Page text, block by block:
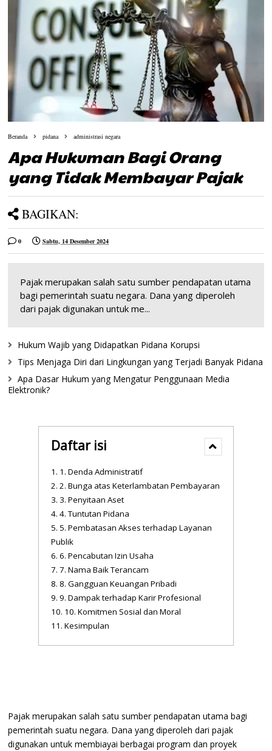
Beranda pidana administrasi negara
Apa Hukuman Bagi Orang
yang Tidak Membayar Pajak
BAGIKAN:
0 Sabtu, 14 Desember 2024
Pajak merupakan salah satu sumber pendapatan utama
bagi pemerintah suatu negara. Dana yang diperoleh
dari pajak digunakan untuk me...
Hukum Wajib yang Didapatkan Pidana Korupsi
Tips Menjaga Diri dari Lingkungan yang Terjadi Banyak Pidana
Apa Dasar Hukum yang Mengatur Penggunaan Media
Elektronik?
Daftar isi
1. Denda Administratif
2. Bunga atas Keterlambatan Pembayaran
3. Penyitaan Aset
4. Tuntutan Pidana
5. Pembatasan Akses terhadap Layanan
Publik
6. Pencabutan Izin Usaha
7. Nama Baik Terancam
8. Gangguan Keuangan Pribadi
9. Dampak terhadap Karir Profesional
10. Komitmen Sosial dan Moral
Kesimpulan
Pajak merupakan salah satu sumber pendapatan utama bagi
pemerintah suatu negara. Dana yang diperoleh dari pajak
digunakan untuk membiayai berbagai program dan proyek